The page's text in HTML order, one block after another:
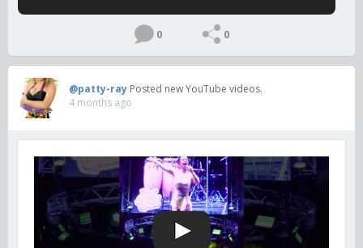
0 0
@patty-ray Posted new YouTube videos.
4 months ago